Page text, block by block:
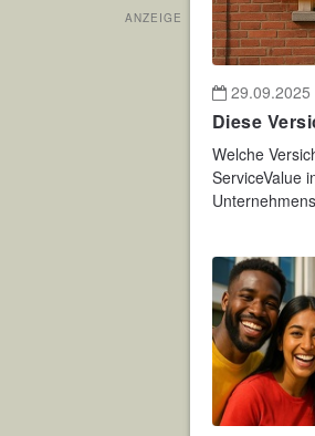
29.09.2025
Diese
Welche
ServiceValue
ANZEIGE